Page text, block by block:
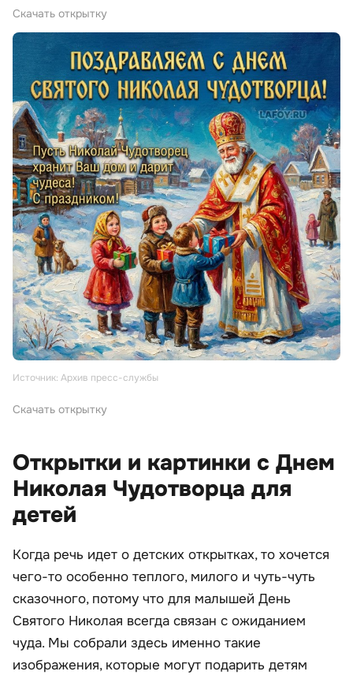
Скачать открытку
Источник: Архив пресс-службы
Скачать открытку
Открытки и картинки с Днем
Николая Чудотворца для
детей
Когда речь идет о детских открытках, то хочется
чего-то особенно теплого, милого и чуть-чуть
сказочного, потому что для малышей День
Святого Николая всегда связан с ожиданием
чуда. Мы собрали здесь именно такие
изображения, которые могут подарить детям